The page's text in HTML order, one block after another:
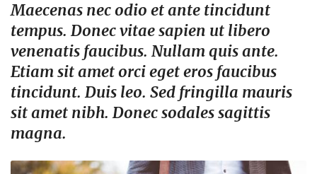
Maecenas nec odio et ante tincidunt
tempus. Donec vitae sapien ut libero
venenatis faucibus. Nullam quis ante.
Etiam sit amet orci eget eros faucibus
tincidunt. Duis leo. Sed fringilla mauris
sit amet nibh. Donec sodales sagittis
magna.